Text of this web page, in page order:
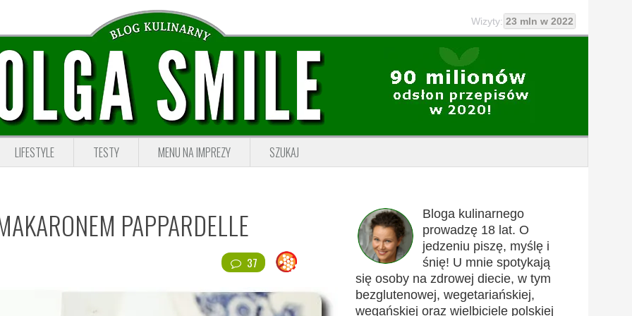
Wizyty: 23 mln w 2022
LIFESTYLE TESTY MENU NA IMPREZY SZUKAJ
PAPPARDELLE
37
Bloga kulinarnego
prowadzę 18 lat. O
jedzeniu piszę, myślę i
śnię! U mnie spotykają
się osoby na zdrowej diecie, w tym
bezglutenowej, wegetariańskiej,
wegańskiej oraz wielbiciele polskiej